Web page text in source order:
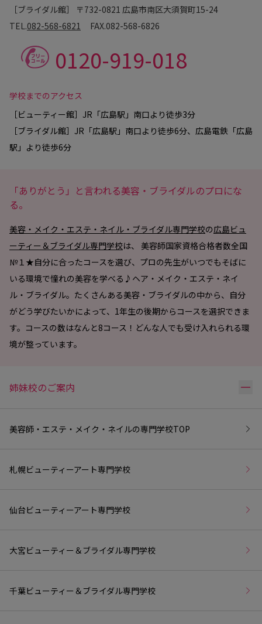
［ブライダル館］ 〒732-0821 広島市南区大須賀町15-24
TEL.082-568-6821 FAX.082-568-6826
0120-919-018
学校までのアクセス
［ビューティー館］JR「広島駅」南口より徒歩3分
［ブライダル館］JR「広島駅」南口より徒歩6分、広島電鉄「広島
駅」より徒歩6分
「ありがとう」と言われる美容・ブライダルのプロにな
る。
美容・メイク・エステ・ネイル・ブライダル専門学校の広島ビュ
ーティー＆ブライダル専門学校は、 美容師国家資格合格者数全国
№１★自分に合ったコースを選び、プロの先生がいつでもそばに
いる環境で憧れの美容を学べる♪ヘア・メイク・エステ・ネイ
ル・ブライダル。たくさんある美容・ブライダルの中から、自分
がどう学びたいかによって、1年生の後期からコースを選択できま
す。コースの数はなんと8コース！どんな人でも受け入れられる環
境が整っています。
姉妹校のご案内 リ
美容師・エステ・メイク・ネイルの専門学校TOP
札幌ビューティーアート専門学校
仙台ビューティーアート専門学校
大宮ビューティー＆ブライダル専門学校
千葉ビューティー＆ブライダル専門学校